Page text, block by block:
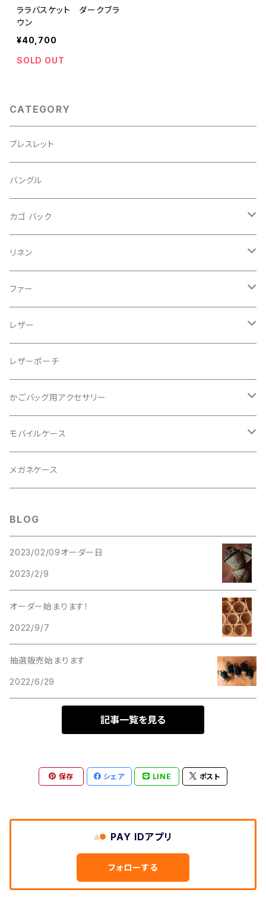
ララバスケット ダークブラ
ウン
¥40,700
SOLD OUT
CATEGORY
ブレスレット
バングル
カゴ バック
ストロー
アラログ
ショルダー
レザーハンドル
バンクアン
紅藤
アブダ
白籐
籐
リネン
内袋
ハンカチ
ファー
巾着
レザー
巾着
レザー
ファー
ミニウォレット
レザーポーチ
かごバッグ用アクセサリー
クロシェット
タッセル飾り
モバイルケース
レザーショルダーベルト
メガネケース
BLOG
2023/02/09オーダー日
2023/2/9
オーダー始まります！
2022/9/7
抽選販売始まります
2022/6/29
記事一覧を見る
保存 シェア LINE ポスト
PAY IDアプリ
フォローする